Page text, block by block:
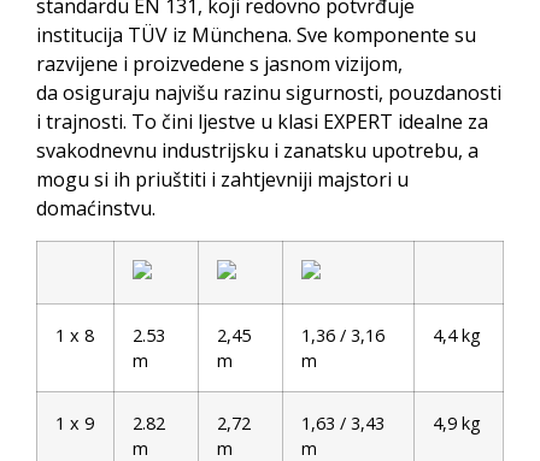
standardu EN 131, koji redovno potvrđuje
institucija TÜV iz Münchena. Sve komponente su
razvijene i proizvedene s jasnom vizijom,
da osiguraju najvišu razinu sigurnosti, pouzdanosti
i trajnosti. To čini ljestve u klasi EXPERT idealne za
svakodnevnu industrijsku i zanatsku upotrebu, a
mogu si ih priuštiti i zahtjevniji majstori u
domaćinstvu.
1 x 8
2.53
m
2,45
m
1,36 / 3,16
m
4,4 kg
1 x 9
2.82
m
2,72
m
1,63 / 3,43
m
4,9 kg